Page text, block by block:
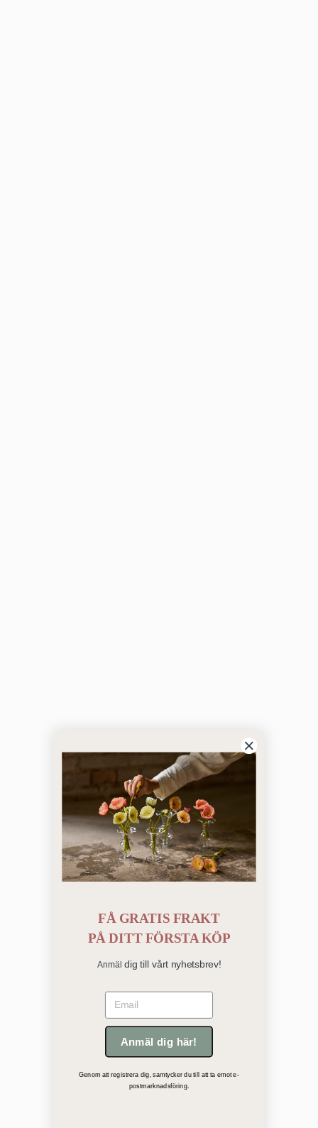
FÅ GRATIS FRAKT
PÅDITT FÖRSTA KÖP
Anmäl dig till vårt nyhetsbrev!
Email
Anmäl dig här!
Genom att registrera dig, samtycker du till att ta emot e-
postmarknadsföring.